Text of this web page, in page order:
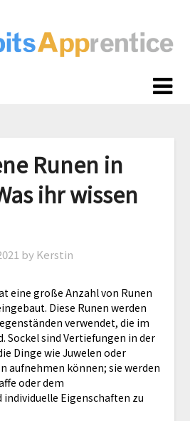
Runen in
ihr wissen
by Kerstin
eine große Anzahl von Runen
Diese Runen werden
verwendet, die im
Sockel sind Vertiefungen in der
Dinge wie Juwelen oder
aufnehmen können; sie werden
oder dem
Eigenschaften zu